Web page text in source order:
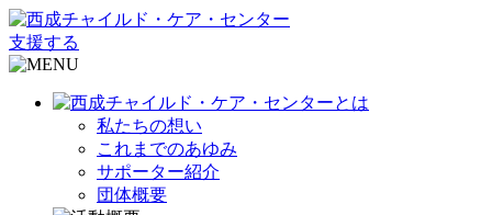
支援する
私たちの想い
これまでのあゆみ
サポーター紹介
団体概要